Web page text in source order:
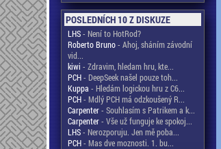
POSLEDNÍCH 10 Z DISKUZE
LHS- Není to HotRod?
Roberto Bruno- Ahoj, sháním závodní
vid...
kiwi - Zdravim, hledam hru, kte...
PCH- DeepSeek našel pouze toh...
Kuppa - Hledám logickou hru z C6...
PCH- Mdlý PCH má odzkoušený R...
Carpenter- Souhlasím s Patrikem a k...
Carpenter- Vše už funguje ke spokoj...
LHS- Nerozporuju. Jen mě poba...
PCH- Mas dve moznosti. 1. bu...